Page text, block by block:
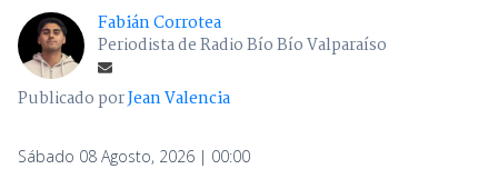
Fabián Corrotea
Periodista de Radio Bío Bío Valparaíso
Publicado porJean Valencia
Sábado 08 Agosto, 2026 | 00:00